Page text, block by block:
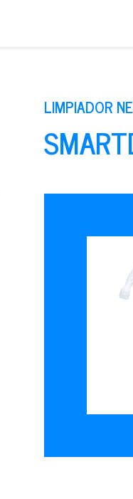
LIMPIADOR